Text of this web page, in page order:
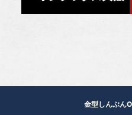
金型しんぶん